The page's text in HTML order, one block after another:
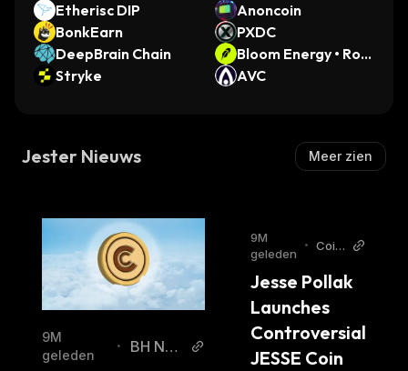
Etherisc DIP
Anoncoin
BonkEarn
PXDC
DeepBrain Chain
Bloom Energy • Robi
nhood Token
Stryke AVC
Jester Nieuws Meer zien
9M
geleden
•
BH NE
9M
geleden
• Coint
ews
Jesse Pollak
Launches
Controversial
JESSE Coin